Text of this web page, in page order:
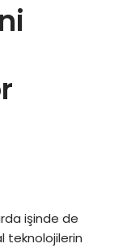
işinde de
teknolojilerin